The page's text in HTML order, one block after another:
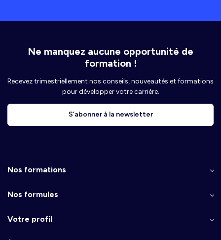
Ne manquez aucune opportunité de
formation !
Recevez trimestriellement nos conseils, nouveautés et formations
pour développer votre carrière.
S’abonner à la newsletter
Nos formations
Nos formules
Votre profil